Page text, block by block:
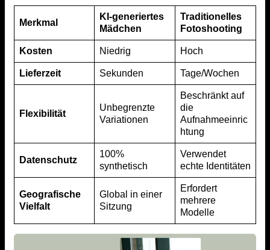
Merkmal
KI-generiertes
Mädchen
Traditionelles
Fotoshooting
Kosten Niedrig Hoch
Lieferzeit Sekunden Tage/Wochen
Flexibilität
Unbegrenzte
Variationen
Beschränkt auf
die
Aufnahmeeinric
htung
Datenschutz
100%
synthetisch
Verwendet
echte Identitäten
Geografische
Vielfalt
Global in einer
Sitzung
Erfordert
mehrere
Modelle